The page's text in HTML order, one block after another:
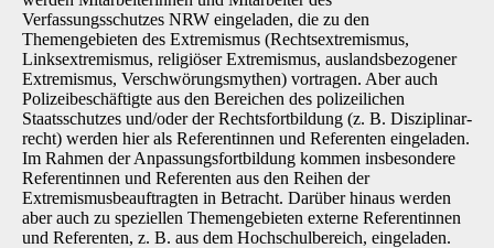
Verfassungsschutzes NRW eingeladen, die zu den
Themengebieten des Ext­remismus (Rechtsextremismus,
Linksextremismus, religiöser Extremismus, auslandsbezoge­ner
Extremismus, Verschwörungsmythen) vortragen. Aber auch
Polizeibeschäftigte aus den Bereichen des polizeilichen
Staatsschutzes und/oder der Rechtsfortbildung (z. B. Disziplinar­
recht) werden hier als Referentinnen und Referenten eingeladen.
Im Rahmen der Anpas­sungsfortbildung kommen insbesondere
Referentinnen und Referenten aus den Reihen der
Extremismusbeauftragten in Betracht. Darüber hinaus werden
aber auch zu speziellen The­mengebieten externe Referentinnen
und Referenten, z. B. aus dem Hochschulbereich, einge­laden.